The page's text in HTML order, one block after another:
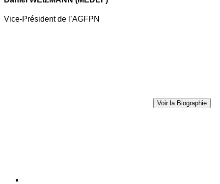
Vice-Président de l’AGFPN
Voir la Biographie